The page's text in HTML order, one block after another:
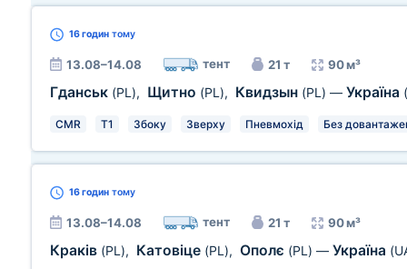
16 годин тому
13.08–14.08 тент 21 т 90 м³
Гданськ (PL), Щитно (PL), Квидзын (PL) — Україна
CMR T1 Збоку Зверху Пневмохід Без
16 годин тому
13.08–14.08 тент 21 т 90 м³
Краків (PL), Катовіце (PL), Ополє (PL) — Україна